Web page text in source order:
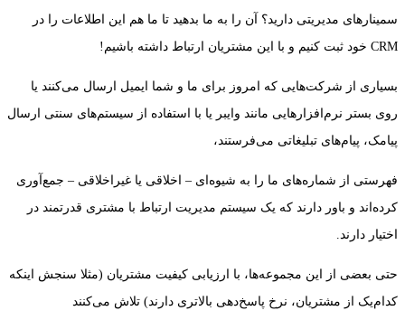
سمینارهای مدیریتی دارید؟ آن را به ما بدهید تا ما هم این اطلاعات را در
CRM خود ثبت کنیم و با این مشتریان ارتباط داشته باشیم!
بسیاری از شرکت‌هایی که امروز برای ما و شما ایمیل ارسال می‌کنند یا
روی بستر نرم‌افزارهایی مانند وایبر یا با استفاده از سیستم‌های سنتی ارسال
پیامک، پیام‌های تبلیغاتی می‌فرستند،
فهرستی از شماره‌های ما را به شیوه‌ای – اخلاقی یا غیراخلاقی – جمع‌آوری
کرده‌اند و باور دارند که یک سیستم مدیریت ارتباط با مشتری قدرتمند در
اختیار دارند.
حتی بعضی از این مجموعه‌ها، با ارزیابی کیفیت مشتریان (مثلا سنجش اینکه
کدام‌یک از مشتریان، نرخ پاسخ‌دهی بالاتری دارند) تلاش می‌کنند